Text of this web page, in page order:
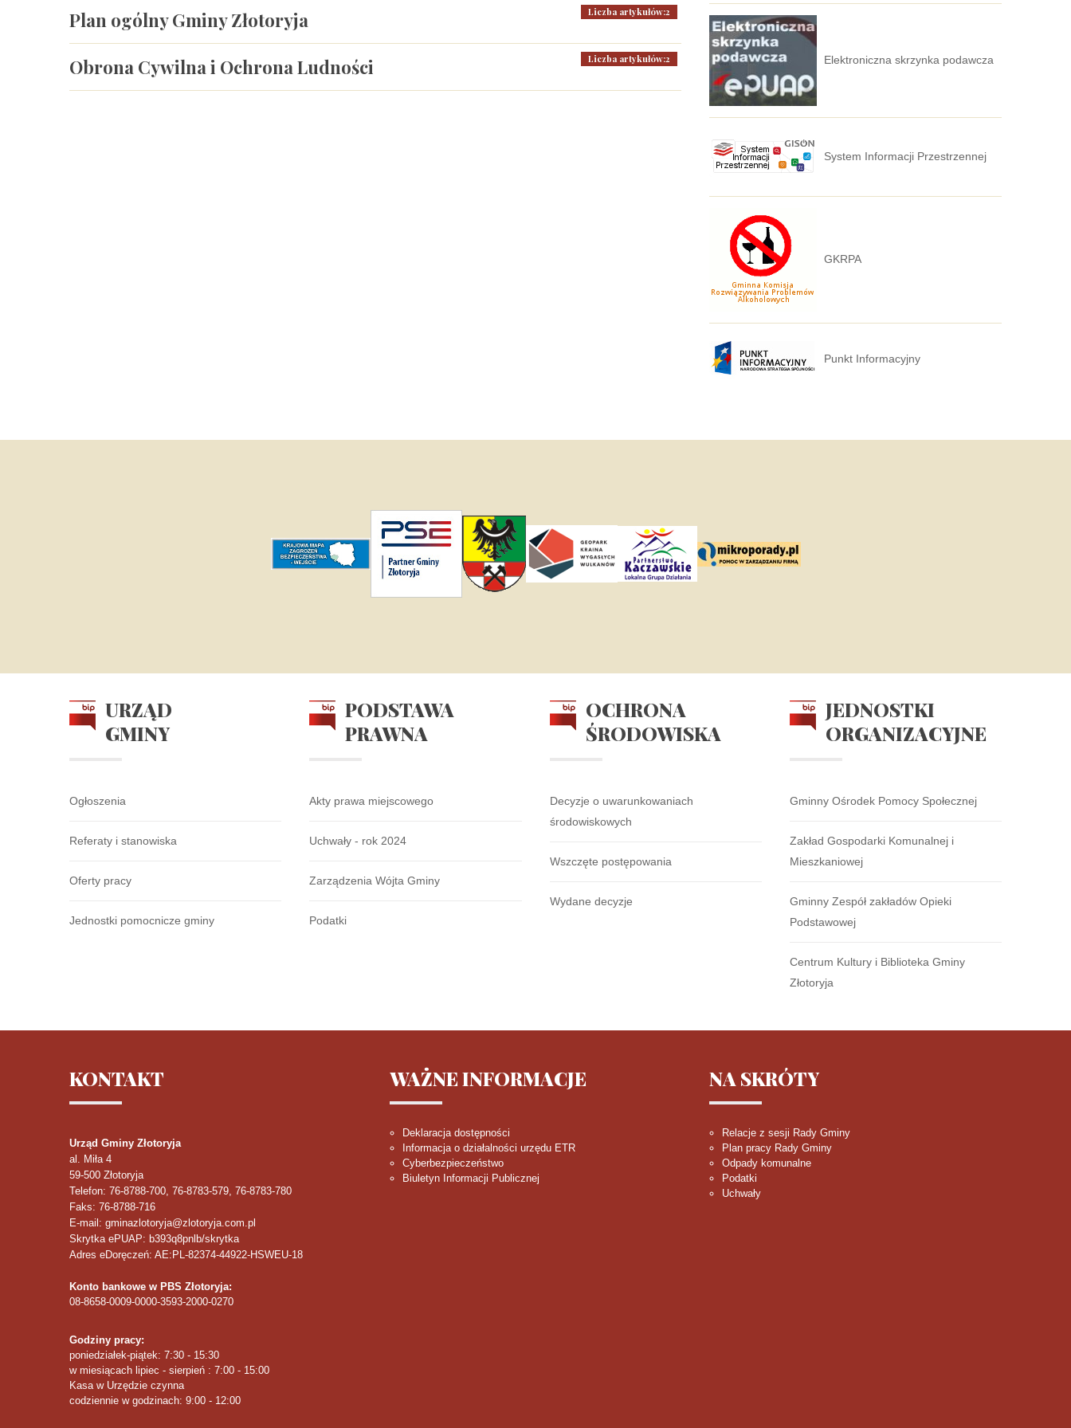
Fundusze Europejskie na Rozwój Cyfrowy
Rządowy Fundusz Inwestycji Lokalnych
Rządowy Fundusz Rozwoju Dróg
Polski Ład
Zobacz artykuły z tej kategorii: Programy Krajowe i Wojewódzkie
Program Operacyjny Polska Cyfrowa 2014-2020
Zobacz artykuły z tej kategorii: Fundusze Zewnętrzne : 2014 - 2020
Fundusze zewnętrzne - archiwum
Fundusze zewnętrzne na lata 2014 - 2020
Fundusze zewnętrzne na lata 2007 - 2013
Fundusze zewnętrzne na lata 2004 - 2006
Fundusze Zewnętrzne : 2004 - 2006
Zintegrowany Program Operacyjny Rozwoju Regionalnego
Plan ogólny Gminy Złotoryja Liczba artykułów:2
Obrona Cywilna i Ochrona Ludności Liczba artykułów:2 Elektroniczna skrzynka podawcza
System Informacji Przestrzennej
GKRPA
Punkt Informacyjny
URZĄD
GMINY
Ogłoszenia
Referaty i stanowiska
Oferty pracy
Jednostki pomocnicze gminy
PODSTAWA
PRAWNA
Akty prawa miejscowego
Uchwały - rok 2024
Zarządzenia Wójta Gminy
Podatki
OCHRONA
ŚRODOWISKA
Decyzje o uwarunkowaniach
środowiskowych
Wszczęte postępowania
Wydane decyzje
JEDNOSTKI
ORGANIZACYJNE
Gminny Ośrodek Pomocy Społecznej
Zakład Gospodarki Komunalnej i
Mieszkaniowej
Gminny Zespół zakładów Opieki
Podstawowej
Centrum Kultury i Biblioteka Gminy
Złotoryja
KONTAKT
Urząd Gminy Złotoryja
al. Miła 4
59-500 Złotoryja
Telefon: 76-8788-700, 76-8783-579, 76-8783-780
Faks: 76-8788-716
E-mail: gminazlotoryja@zlotoryja.com.pl
Skrytka ePUAP: b393q8pnlb/skrytka
Adres eDoręczeń: AE:PL-82374-44922-HSWEU-18
Konto bankowe w PBS Złotoryja:
08-8658-0009-0000-3593-2000-0270
Godziny pracy:
poniedziałek-piątek: 7:30 - 15:30
w miesiącach lipiec - sierpień : 7:00 - 15:00
Kasa w Urzędzie czynna
codziennie w godzinach: 9:00 - 12:00
WAŻNEINFORMACJE
Deklaracja dostępności
Informacja o działalności urzędu ETR
Cyberbezpieczeństwo
Biuletyn Informacji Publicznej
NA SKRÓTY
Relacje z sesji Rady Gminy
Plan pracy Rady Gminy
Odpady komunalne
Podatki
Uchwały